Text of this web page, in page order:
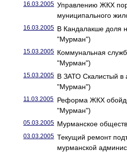
16.03.2005 Управлению ЖКХ
муниципального
16.03.2005 В Кандалакше доля
"Мурман")
15.03.2005 Коммунальная
"Мурман")
15.03.2005 В ЗАТО Скалистый в
"Мурман")
11.03.2005 Реформа ЖКХ
"Мурман")
05.03.2005 Мурманское
03.03.2005 Текущий ремонт
мурманской